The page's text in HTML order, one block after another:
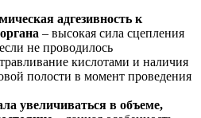
адгезивность к
– высокая сила сцепления
не проводилось
кислотами и наличия
полости в момент проведения
увеличиваться в объеме,